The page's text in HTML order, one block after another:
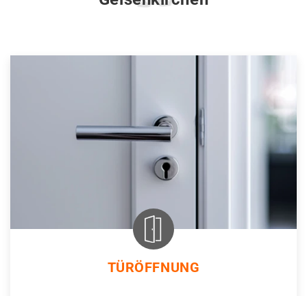
TÜRÖFFNUNG